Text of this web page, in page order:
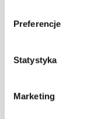
Preferencje
Statystyka
Marketing